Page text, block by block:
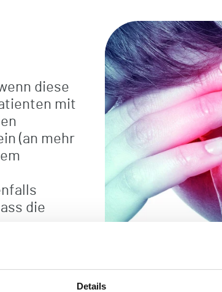
Details
diese
mit
(an mehr
die
kann. Es
sogar zu